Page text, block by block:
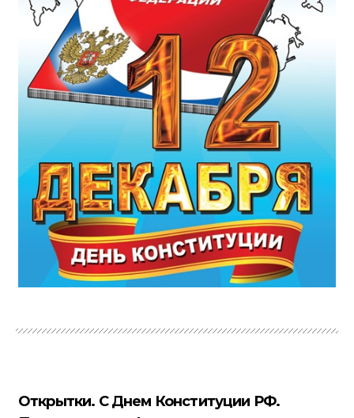
Открытки. С Днем Конституции РФ.